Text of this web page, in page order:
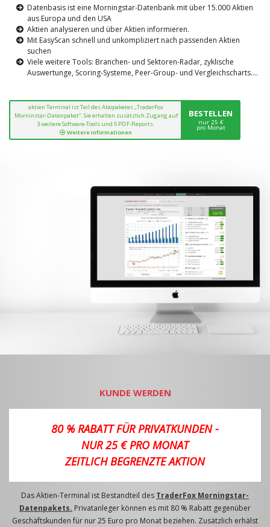
Datenbasis ist eine Morningstar-Datenbank mit über 15.000 Aktien
aus Europa und den USA
Aktien analysieren und über Aktien informieren.
Mit EasyScan schnell und unkompliziert nach passenden Aktien
suchen
Viele weitere Tools: Branchen- und Sektoren-Radar, zyklische
Auswertunge, Scoring-Systeme, Peer-Group- und Vergleichscharts....
aktien Terminal ist Teil des Abopaketes „TraderFox
Morninstar-Datenpaket“. Sie erhalten zusätzlich Zugang auf
3 weitere Software-Tools und 5 PDF-Reports.
Weitere Informationen
BESTELLEN
nur 25 €
pro Monat
KUNDE WERDEN
80 % RABATT FÜR PRIVATKUNDEN -
NUR 25 € PRO MONAT
ZEITLICH BEGRENZTE AKTION
Das Aktien-Terminal ist Bestandteil des TraderFox Morningstar-
Datenpakets. Privatanleger können es mit 80 % Rabatt gegenüber
Geschäftskunden für nur 25 Euro pro Monat beziehen. Zusätzlich erhälst